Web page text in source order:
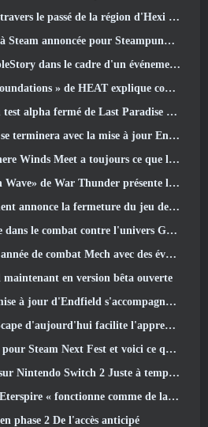
d'Hexi commence là où les vents se rencontrent aujourd'hui
annoncée pour Steampunk ARPG Crystalfall
cadre d'un événement de collaboration One-Punch Man
explique comment les agents et les réservoirs travaillent ensemble
nous rappelle à quoi ressemble vraiment la survie à l'apocalypse zombie
avec la mise à jour Ends Of The Abyss de Lost Ark
ce que les joueurs aiment tout en étant une expérience unique
de War Thunder présente les jets de rang IX
la fermeture du jeu de tir gratuit Highguard
l'univers Gundam dans le dernier événement crossover
Mech avec des événements d'anniversaire
en version bêta ouverte
s'accompagne de nombreuses optimisations
l'apprentissage des styles de combat originaux du MMORPG.
Next Fest et voici ce que j'ai appris
à temps pour la prochaine mise à jour majeure, Le graphiste de l'ombre
de la merde », Le directeur créatif dit que ce n’est plus le cas
phase 2 De l'accès anticipé